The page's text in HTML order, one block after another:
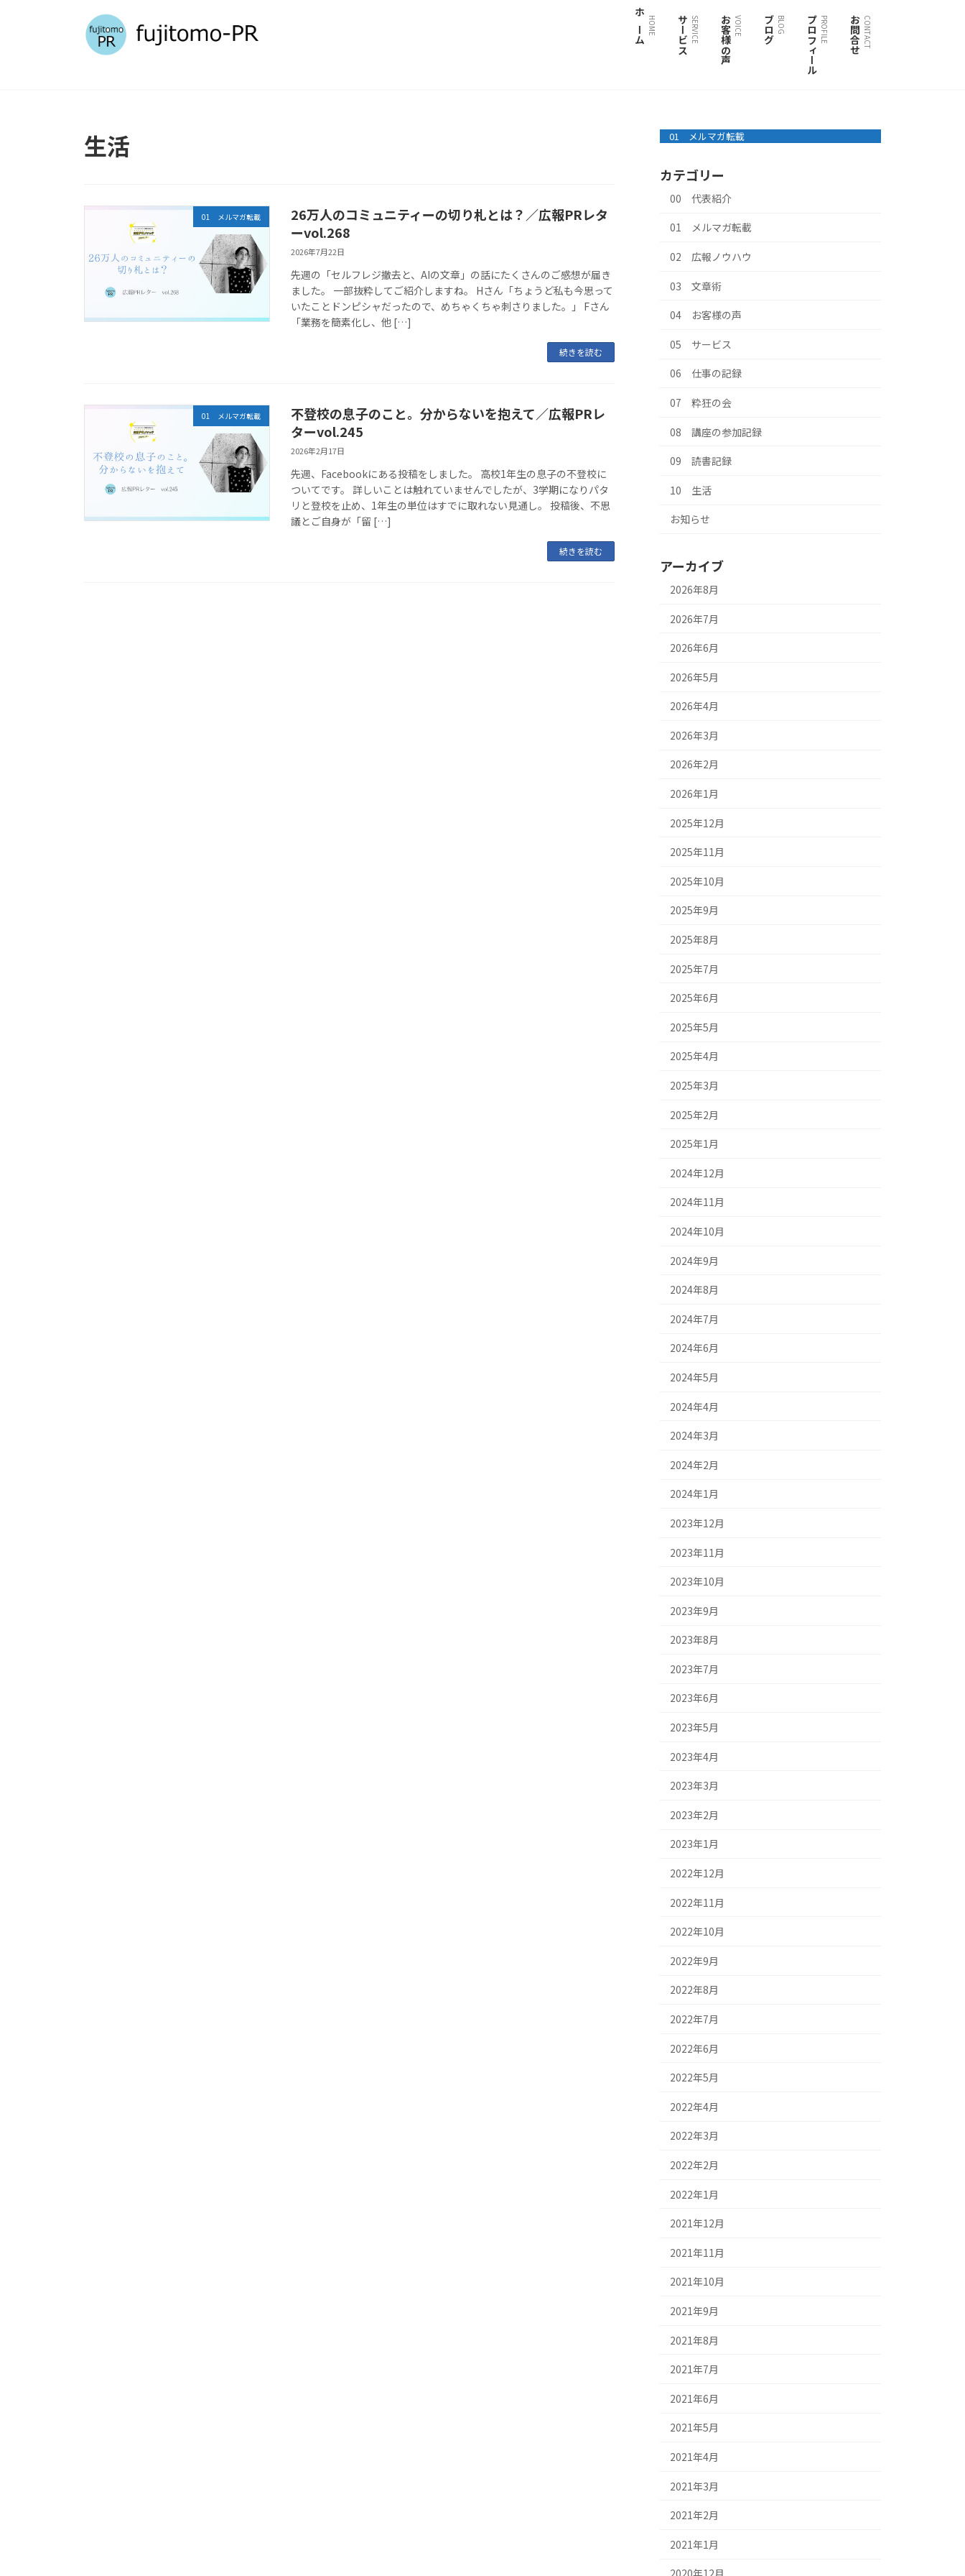
ホーム HOME サービスSERVICE お客様の声 VOICE ブログ BLOG プロフィールPROFILE お問合せCONTACT
生活
01 メルマガ転載
26万人のコミュニティーの切り札とは？／広報PRレタ
ーvol.268
2026年7月22日
先週の「セルフレジ撤去と、AIの文章」の話にたくさんのご感想が届き
ました。 一部抜粋してご紹介しますね。 Hさん「ちょうど私も今思って
いたことドンピシャだったので、めちゃくちゃ刺さりました。」 Fさん
「業務を簡素化し、他 […]
続きを読む
01 メルマガ転載
不登校の息子のこと。分からないを抱えて／広報PRレ
ターvol.245
2026年2月17日
先週、Facebookにある投稿をしました。 高校1年生の息子の不登校に
ついてです。 詳しいことは触れていませんでしたが、3学期になりパタ
リと登校を止め、1年生の単位はすでに取れない見通し。 投稿後、不思
議とご自身が「留 […]
続きを読む
01 メルマガ転載
カテゴリー
00 代表紹介
01 メルマガ転載
02 広報ノウハウ
03 文章術
04 お客様の声
05 サービス
06 仕事の記録
07 粋狂の会
08 講座の参加記録
09 読書記録
10 生活
お知らせ
アーカイブ
2026年8月
2026年7月
2026年6月
2026年5月
2026年4月
2026年3月
2026年2月
2026年1月
2025年12月
2025年11月
2025年10月
2025年9月
2025年8月
2025年7月
2025年6月
2025年5月
2025年4月
2025年3月
2025年2月
2025年1月
2024年12月
2024年11月
2024年10月
2024年9月
2024年8月
2024年7月
2024年6月
2024年5月
2024年4月
2024年3月
2024年2月
2024年1月
2023年12月
2023年11月
2023年10月
2023年9月
2023年8月
2023年7月
2023年6月
2023年5月
2023年4月
2023年3月
2023年2月
2023年1月
2022年12月
2022年11月
2022年10月
2022年9月
2022年8月
2022年7月
2022年6月
2022年5月
2022年4月
2022年3月
2022年2月
2022年1月
2021年12月
2021年11月
2021年10月
2021年9月
2021年8月
2021年7月
2021年6月
2021年5月
2021年4月
2021年3月
2021年2月
2021年1月